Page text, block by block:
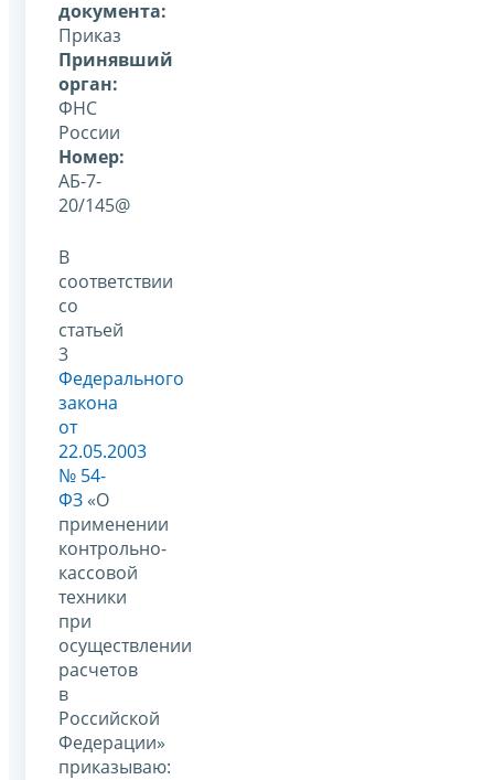
документа:
Приказ
Принявший
орган:
ФНС
России
Номер:
АБ-7-
20/145@
В
соответствии
со
статьей
3
Федерального
закона
от
22.05.2003
№ 54-
ФЗ «О
применении
контрольно-
кассовой
техники
при
осуществлении
расчетов
в
Российской
Федерации»
приказываю: